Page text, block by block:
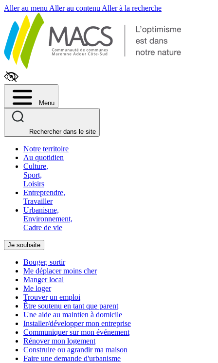
Aller au menu Aller au contenu Aller à la recherche
Menu
Rechercher dans le site
Notre territoire
Au quotidien
Culture,
Sport,
Loisirs
Entreprendre,
Travailler
Urbanisme,
Environnement,
Cadre de vie
Je souhaite
Bouger, sortir
Me déplacer moins cher
Manger local
Me loger
Trouver un emploi
Être soutenu en tant que parent
Une aide au maintien à domicile
Installer/développer mon entreprise
Communiquer sur mon événement
Rénover mon logement
Construire ou agrandir ma maison
Faire une demande d'urbanisme
Fenêtre
de
chat